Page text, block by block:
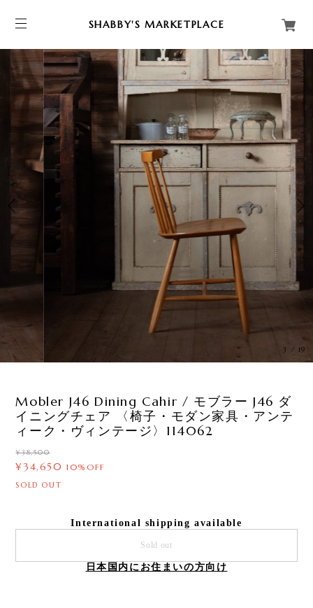
SHABBY'S MARKETPLACE
3 / 19
Mobler J46 Dining Cahir / モブラー J46 ダ
イニングチェア 〈椅子・モダン家具・アンテ
ィーク・ヴィンテージ〉114062
¥38,500
¥34,650 10%OFF
SOLD OUT
International shipping available
Sold out
日本国内にお住まいの方向け